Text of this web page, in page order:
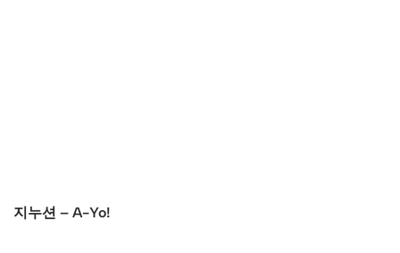
지누션 – A-Yo!